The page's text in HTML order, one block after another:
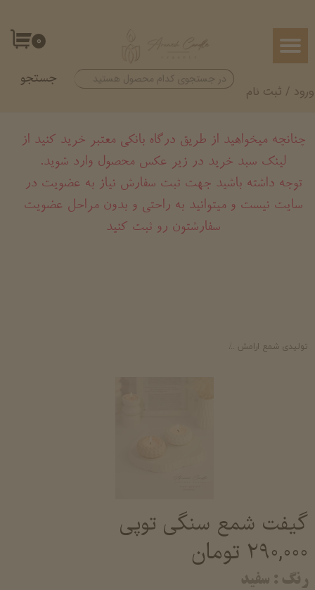
۰
ورود / ثبت نام
حساب کاربری من
تغییر گذر واژه
جستجو
تولیدی شمع ارامش
گیفت شمع سنگی توپی
۲۹۰,۰۰۰ تومان
رنگ : سفید
چنانچه میخواهید از طریق درگاه بانکی معتبر خرید کنید از
لینک سبد خرید در زیر عکس محصول وارد شوید.
​​​​​​​توجه داشته باشید جهت ثبت سفارش نیاز به عضویت در
سایت نیست و میتوانید به راحتی و بدون مراحل عضویت
سفارشتون رو ثبت کنید